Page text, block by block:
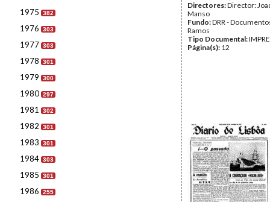
1975 382
1976 303
1977 303
1978 301
1979 300
1980 297
1981 302
1982 301
1983 301
1984 303
1985 301
1986 255
Directores:Director:
Manso
Fundo:DRR -
Ramos
Tipo Documental:
Página(s): 12